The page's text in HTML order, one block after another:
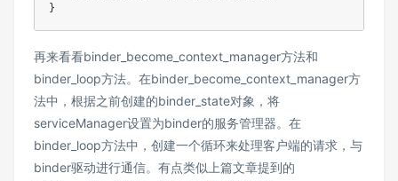
}
再来看看binder_become_context_manager方法和
binder_loop方法。在binder_become_context_manager方
法中，根据之前创建的binder_state对象，将
serviceManager设置为binder的服务管理器。在
binder_loop方法中，创建一个循环来处理客户端的请求，与
binder驱动进行通信。有点类似上篇文章提到的